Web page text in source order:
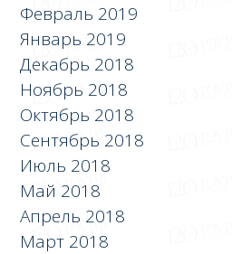
Февраль 2019
Январь 2019
Декабрь 2018
Ноябрь 2018
Октябрь 2018
Сентябрь 2018
Июль 2018
Май 2018
Апрель 2018
Март 2018